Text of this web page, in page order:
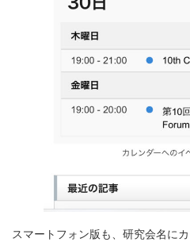
スマートフォン版も、研究会名に